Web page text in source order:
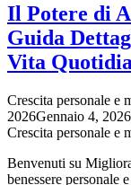
Il Potere di
Guida
Vita
Crescita personale e
2026Gennaio 4, 2026
Crescita personale e
Benvenuti su
benessere personale